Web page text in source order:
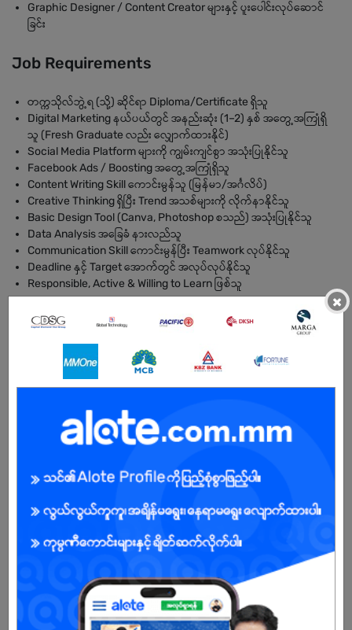
Graphic Designer / Content Creator များနှင့် ပူးပေါင်းလုပ်ဆောင်
ခြင်း
Job Requirements
တက္ကသိုလ်ဘွဲ့ရ (သို့) ဆိုင်ရာ Diploma/Certificate ရှိသူ
Digital Marketing နယ်ပယ်တွင် အနည်းဆုံး (1–2) နှစ် အတွေ့အကြုံရှိ
သူ (Fresh Graduate လည်း လျှောက်ထားနိုင်)
Social Media Platform များကို ကျွမ်းကျင်စွာ အသုံးပြုနိုင်သူ
Facebook Ads / Boosting အတွေ့အကြုံရှိသူ
Content Writing Skill ကောင်းမွန်သူ (မြန်မာ/အင်္ဂလိပ်)
Creative Thinking ရှိပြီး Trend အသစ်များကို လိုက်နာနိုင်သူ
Basic Design Tool (Canva, Photoshop စသည်) အသုံးပြုနိုင်သူ
Data Analysis အခြေခံ နားလည်သူ
Communication Skill ကောင်းမွန်ပြီး Teamwork လုပ်နိုင်သူ
Deadline နှင့် Target အောက်တွင် အလုပ်လုပ်နိုင်သူ
Responsible, Active & Willing to Learn ဖြစ်သူ
BENEFITS
Open To : Male/Female
×